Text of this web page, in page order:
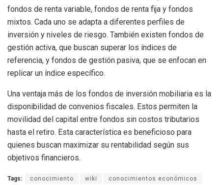
fondos de renta variable, fondos de renta fija y fondos
mixtos. Cada uno se adapta a diferentes perfiles de
inversión y niveles de riesgo. También existen fondos de
gestión activa, que buscan superar los índices de
referencia, y fondos de gestión pasiva, que se enfocan en
replicar un índice específico.
Una ventaja más de los fondos de inversión mobiliaria es la
disponibilidad de convenios fiscales. Estos permiten la
movilidad del capital entre fondos sin costos tributarios
hasta el retiro. Esta característica es beneficioso para
quienes buscan maximizar su rentabilidad según sus
objetivos financieros.
Tags: conocimiento wiki conocimientos económicos